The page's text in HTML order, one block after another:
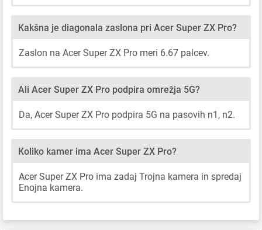
Kakšna je diagonala zaslona pri Acer Super ZX Pro?
Zaslon na Acer Super ZX Pro meri 6.67 palcev.
Ali Acer Super ZX Pro podpira omrežja 5G?
Da, Acer Super ZX Pro podpira 5G na pasovih n1, n2.
Koliko kamer ima Acer Super ZX Pro?
Acer Super ZX Pro ima zadaj Trojna kamera in spredaj
Enojna kamera.